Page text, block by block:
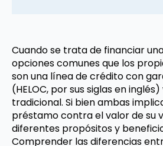
Cuando se trata de financiar
opciones comunes que los
son una línea de crédito con
(HELOC, por sus siglas en
tradicional. Si bien ambas
préstamo contra el valor de su
diferentes propósitos y
Comprender las diferencias